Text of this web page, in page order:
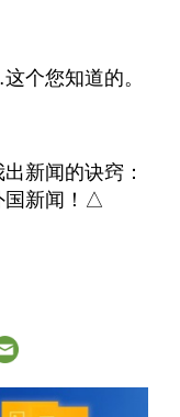
个您知道的。
新闻的诀窍：
国新闻！△